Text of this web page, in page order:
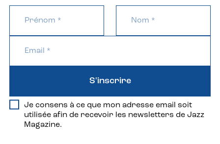
Je consens à ce que mon adresse email soit
utilisée afin de recevoir les newsletters de Jazz
Magazine.
S'inscrire